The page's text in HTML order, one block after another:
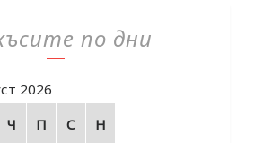
по дни
2026
Ч П С Н